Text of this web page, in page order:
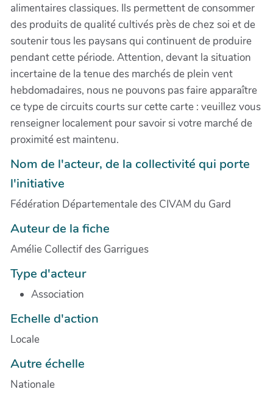
alimentaires classiques. Ils permettent de consommer
des produits de qualité cultivés près de chez soi et de
soutenir tous les paysans qui continuent de produire
pendant cette période. Attention, devant la situation
incertaine de la tenue des marchés de plein vent
hebdomadaires, nous ne pouvons pas faire apparaître
ce type de circuits courts sur cette carte : veuillez vous
renseigner localement pour savoir si votre marché de
proximité est maintenu.
Nom de l'acteur, de la collectivité qui porte
l'initiative
Fédération Départementale des CIVAM du Gard
Auteur de la fiche
Amélie Collectif des Garrigues
Type d'acteur
Association
Echelle d'action
Locale
Autre échelle
Nationale